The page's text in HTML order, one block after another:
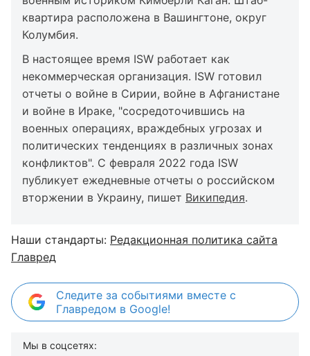
квартира расположена в Вашингтоне, округ
Колумбия.
В настоящее время ISW работает как
некоммерческая организация. ISW готовил
отчеты о войне в Сирии, войне в Афганистане
и войне в Ираке, "сосредоточившись на
военных операциях, враждебных угрозах и
политических тенденциях в различных зонах
конфликтов". С февраля 2022 года ISW
публикует ежедневные отчеты о российском
вторжении в Украину, пишет Википедия.
Наши стандарты: Редакционная политика сайта
Главред
Следите за событиями вместе с
Главредом в Google!
Мы в соцсетях: